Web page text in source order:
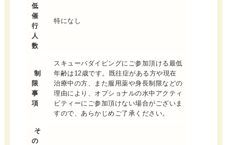
低
催
行
人
数
特になし
制
限
事
項
スキューバダイビングにご参加頂ける最低
年齢は12歳です。既往症がある方や現在
治療中の方、また服用薬や身長制限などの
理由により、オプショナルの水中アクティ
ビティーにご参加頂けない場合がございま
すので、あらかじめご了承ください。
そ
の